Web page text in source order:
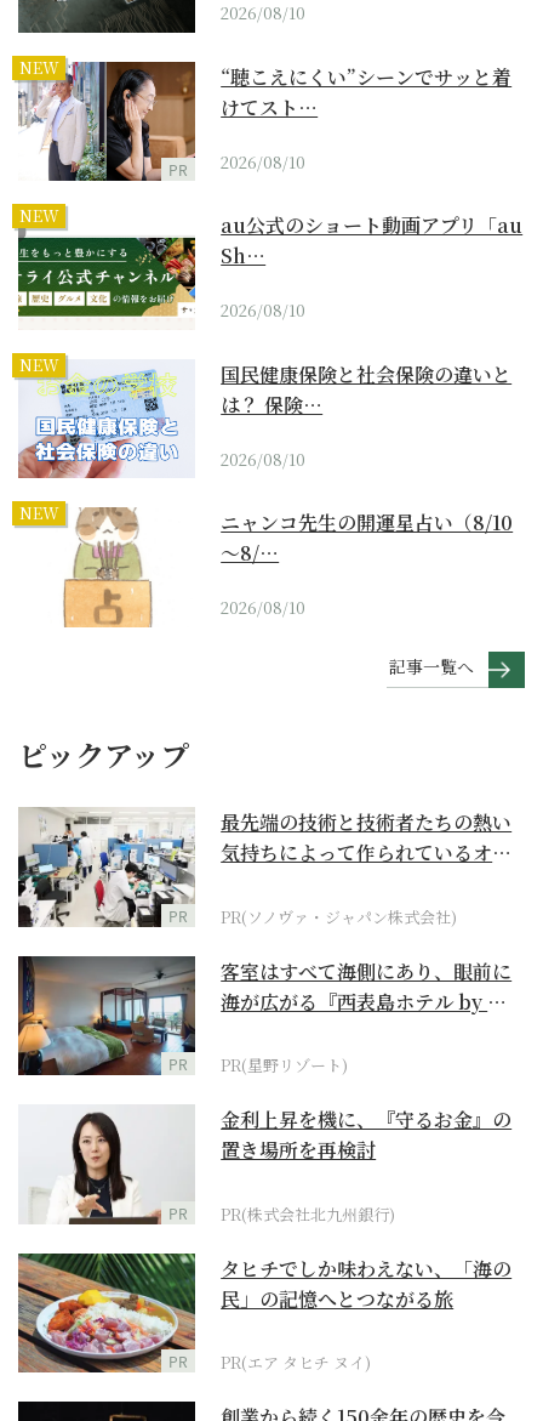
2026/08/10
NEW
PR
“聴こえにくい”シーンでサッと着
けてスト…
2026/08/10
NEW
au公式のショート動画アプリ「au
Sh…
2026/08/10
NEW
国民健康保険と社会保険の違いと
は？ 保険…
2026/08/10
NEW
ニャンコ先生の開運星占い（8/10
～8/…
2026/08/10
記事一覧へ
ピックアップ
PR
最先端の技術と技術者たちの熱い
気持ちによって作られているオー
PR(ソノヴァ・ジャパン株式会社)
PR
客室はすべて海側にあり、眼前に
海が広がる『西表島ホテル by 星
PR(星野リゾート)
PR
金利上昇を機に、『守るお金』の
置き場所を再検討
PR(株式会社北九州銀行)
PR
タヒチでしか味わえない、「海の
民」の記憶へとつながる旅
PR(エア タヒチ ヌイ)